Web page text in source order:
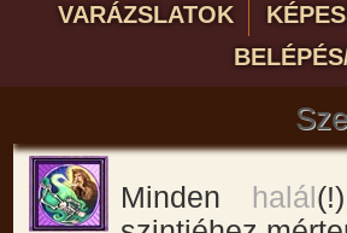
VARÁZSLATOK
Minden halál